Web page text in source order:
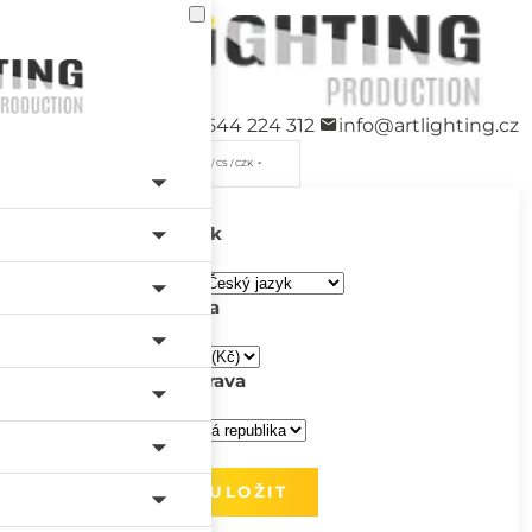
+420 544 224 312 info@artlighting.cz
/ CS / CZK
Jazyk
Měna
Doprava